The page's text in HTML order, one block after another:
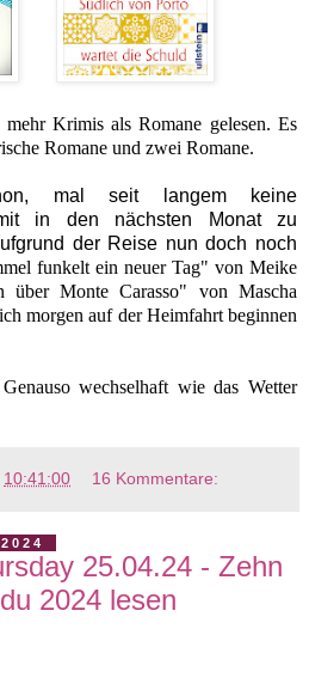
Krimis als Romane gelesen. Es
Romane und zwei Romane.
mal seit langem keine
mit in den nächsten Monat zu
der Reise nun doch noch
funkelt ein neuer Tag" von Meike
über Monte Carasso" von Mascha
morgen auf der Heimfahrt beginnen
wechselhaft wie das Wetter
10:41:00 16 Kommentare:
25.04.24 - Zehn
2024 lesen